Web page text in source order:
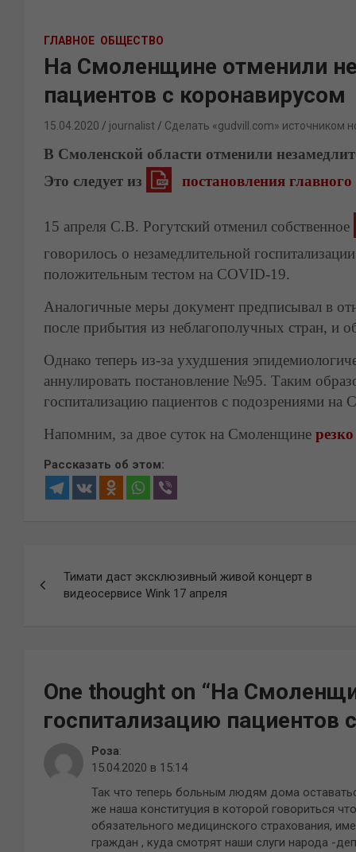
ГЛАВНОЕ ОБЩЕСТВО
На Смоленщине отменили
пациентов с коронавирусом
15.04.2020 journalist Сделать «gudvill.com» источником
В Смоленской области отменили
Это следует из
постановления
15 апреля С.В. Рогутский отменил собственное
говорилось о незамедлительной
положительным тестом на COVID-19.
Аналогичные меры документ предписывал в
после прибытия из неблагополучных стран, и
Однако теперь из-за ухудшения
аннулировать постановление №95. Таким
госпитализацию пациентов с подозрениями на
Напомним, за двое суток на Смоленщине
Рассказать об этом:
по
Тимати даст эксклюзивный живой концерт в
видеосервисе Wink 17 апреля
One thought on “На
госпитализацию пациентов
Роза:
15.04.2020 в 15:14
Так что теперь больным людям дома
же наша конституция в которой говориться
обязательного медицинского страхования,
граждан , куда смотрят наши слуги народа -